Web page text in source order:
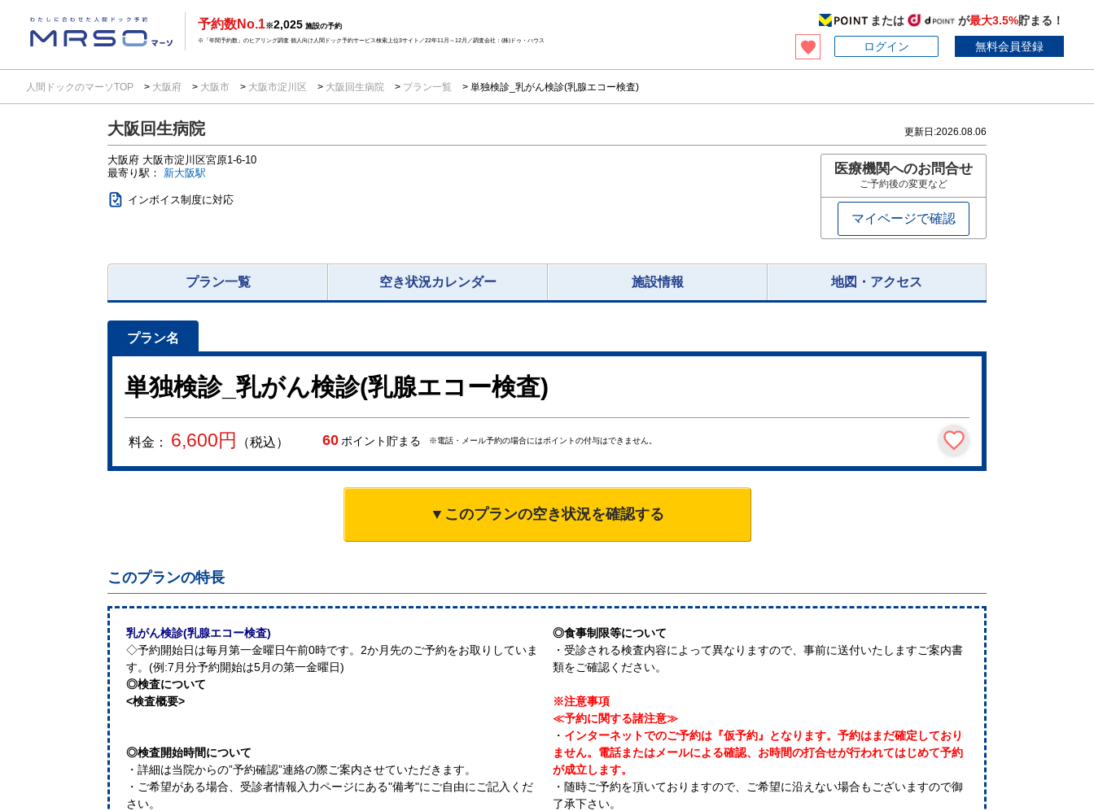
予約数No.1※2,025 施設の予約
※「年間予約数」のヒアリング調査 個人向け人間ドック予約サービス検索上位3サイト／22年11月～12月／調査会社：(株)ドゥ・ハウス
または が最大3.5%貯まる！
ログイン
無料会員登録
人間ドックのマーソTOP 大阪府 大阪市 大阪市淀川区 大阪回生病院 プラン一覧 単独検診_乳がん検診(乳腺エコー検査)
大阪回生病院 更新日:2026.08.06
大阪府 大阪市淀川区宮原1-6-10
最寄り駅： 新大阪駅
インボイス制度に対応
医療機関へのお問合せ
ご予約後の変更など
マイページで確認
プラン一覧 空き状況カレンダー 施設情報 地図・アクセス
単独検診_乳がん検診(乳腺エコー検査)
料金： 6,600円 （税込） 60 ポイント貯まる ※電話・メール予約の場合にはポイントの付与はできません。
▼このプランの空き状況を確認する
このプランの特長
乳がん検診(乳腺エコー検査)
◇予約開始日は毎月第一金曜日午前0時です。2か月先のご予約をお取りしていま
す。(例:7月分予約開始は5月の第一金曜日)
◎検査について
<検査概要>
◎検査開始時間について
・詳細は当院からの”予約確認”連絡の際ご案内させていただきます。
・ご希望がある場合、受診者情報入力ページにある"備考"にご自由にご記入くだ
さい。
◎食事制限等について
・受診される検査内容によって異なりますので、事前に送付いたしますご案内書
類をご確認ください。
※注意事項
≪予約に関する諸注意≫
・ インターネットでのご予約は『仮予約』となります。予約はまだ確定しており
ません。電話またはメールによる確認、お時間の打合せが行われてはじめて予約
が成立します。
・随時ご予約を頂いておりますので、ご希望に沿えない場合もございますので御
了承下さい。